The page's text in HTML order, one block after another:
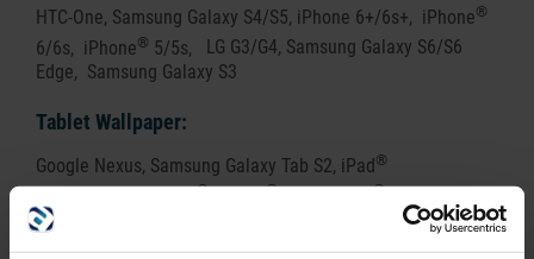
HTC-One, Samsung Galaxy S4/S5, iPhone 6+/6s+, iPhone®
6/6s, iPhone® 5/5s,
LG G3/G4, Samsung Galaxy S6/S6
Edge, Samsung Galaxy S3
Tablet Wallpaper:
Google Nexus, Samsung Galaxy Tab S2, iPad®
® ® ®
Google Nexus 10,
Google Nexus 7,